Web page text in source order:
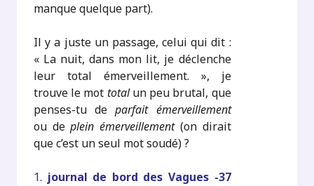
manque quelque part).
Il y a juste un passage, celui qui dit :
« La nuit, dans mon lit, je déclenche
leur total émerveillement. », je
trouve le mot totalun peu brutal, que
penses-tu deparfait émerveillement
ou deplein émerveillement(on dirait
que c’est un seul mot soudé) ?
1. journal de bord des Vagues -37